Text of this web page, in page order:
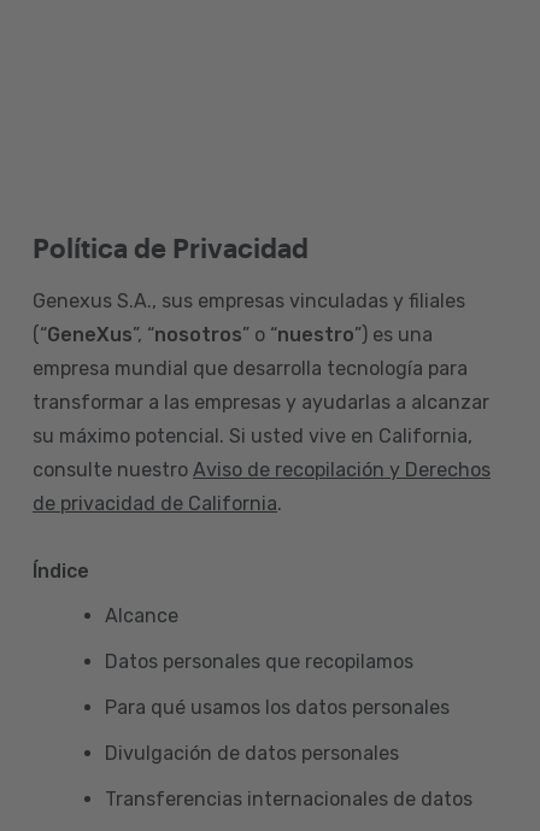
Política de Privacidad
Genexus S.A., sus empresas vinculadas y filiales
(“GeneXus”, “nosotros” o “nuestro”) es una
empresa mundial que desarrolla tecnología para
transformar a las empresas y ayudarlas a alcanzar
su máximo potencial. Si usted vive en California,
consulte nuestro Aviso de recopilación y Derechos
de privacidad de California.
Índice
Alcance
Datos personales que recopilamos
Para qué usamos los datos personales
Divulgación de datos personales
Transferencias internacionales de datos